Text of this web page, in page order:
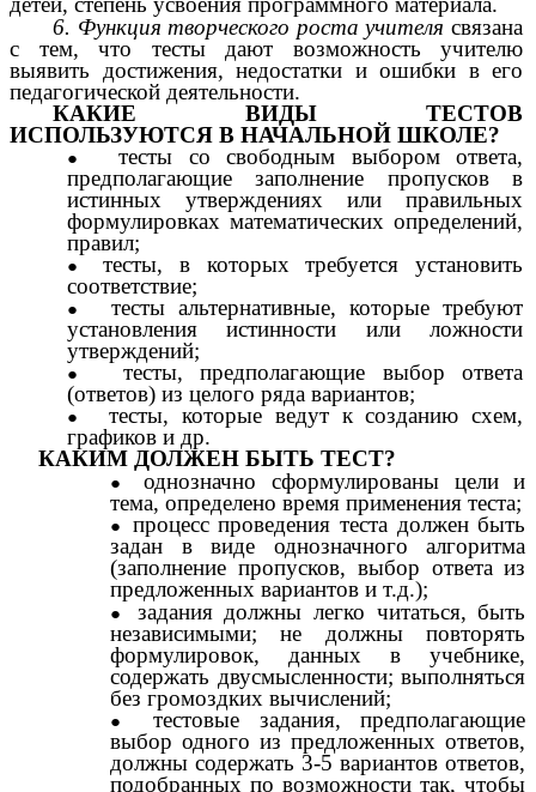
6. Функция творческого роста учителясвязана
с тем, что тесты дают возможность учителю
выявить достижения, недостатки и ошибки в его
педагогической деятельности.
КАКИЕ ВИДЫ ТЕСТОВ
ИСПОЛЬЗУЮТСЯ В НАЧАЛЬНОЙ ШКОЛЕ?
тесты со свободным выбором ответа,
предполагающие заполнение пропусков в
истинных утверждениях или правильных
формулировках математических определений,
правил;
тесты, в которых требуется установить
соответствие;
тесты альтернативные, которые требуют
установления истинности или ложности
утверждений;
тесты, предполагающие выбор ответа
(ответов) из целого ряда вариантов;
тесты, которые ведут к созданию схем,
графиков и др.
КАКИМ ДОЛЖЕН БЫТЬ ТЕСТ?
однозначно сформулированы цели и
тема, определено время применения теста;
процесс проведения теста должен быть
задан в виде однозначного алгоритма
(заполнение пропусков, выбор ответа из
предложенных вариантов и т.д.);
задания должны легко читаться, быть
независимыми; не должны повторять
формулировок, данных в учебнике,
содержать двусмысленности; выполняться
без громоздких вычислений;
тестовые задания, предполагающие
выбор одного из предложенных ответов,
должны содержать 3-5 вариантов ответов,
подобранных по возможности так, чтобы